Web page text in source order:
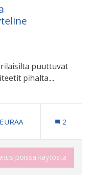
puuttuvat
pihalta....
Liikunta ja ulkoilu
2
poissa käytöstä